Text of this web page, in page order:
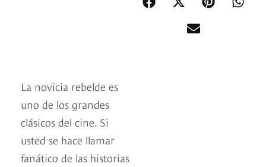
La novicia rebelde es
uno de los grandes
clásicos del cine. Si
usted se hace llamar
fanático de las historias